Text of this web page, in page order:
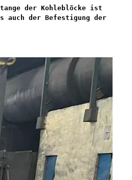
der Kohleblöcke ist
auch der Befestigung der